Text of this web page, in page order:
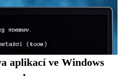
aplikací ve Windows